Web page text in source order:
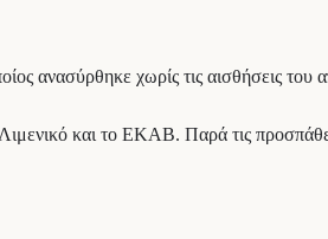
ανασύρθηκε χωρίς τις αισθήσεις του
και το ΕΚΑΒ. Παρά τις